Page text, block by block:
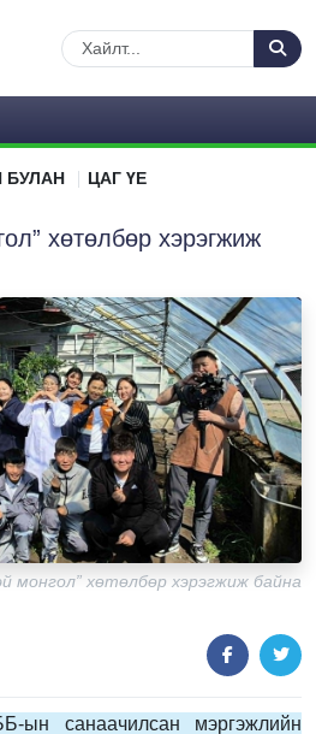
БУЛАН
ЦАГ ҮЕ
хөтөлбөр хэрэгжиж
монгол” хөтөлбөр хэрэгжиж байна
ын санаачилсан мэргэжлийн